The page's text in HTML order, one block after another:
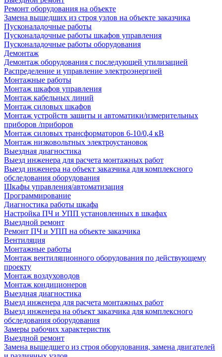
Ремонт оборудования на объекте
Замена вышедших из строя узлов на объекте заказчика
Пусконаладочные работы
Пусконаладочные работы шкафов управления
Пусконаладочные работы оборудования
Демонтаж
Демонтаж оборудования с последующей утилизацией
Распределение и управление электроэнергией
Монтажные работы
Монтаж шкафов управления
Монтаж кабельных линий
Монтаж силовых шкафов
Монтаж устройств защиты и автоматики/измерительных
приборов /приборов
Монтаж силовых трансформаторов 6-10/0,4 кВ
Монтаж низковольтных электроустановок
Выездная диагностика
Выезд инженера для расчета монтажных работ
Выезд инженера на объект заказчика для комплексного
обследования оборудования
Шкафы управления/автоматизация
Программирование
Диагностика работы шкафа
Настройка ПЧ и УПП установленных в шкафах
Выездной ремонт
Ремонт ПЧ и УПП на объекте заказчика
Вентиляция
Монтажные работы
Монтаж вентиляционного оборудования по действующему
проекту
Монтаж воздуховодов
Монтаж кондиционеров
Выездная диагностика
Выезд инженера для расчета монтажных работ
Выезд инженера на объект заказчика для комплексного
обследования оборудования
Замеры рабочих характеристик
Выездной ремонт
Замена вышедшего из строя оборудования, замена двигателей